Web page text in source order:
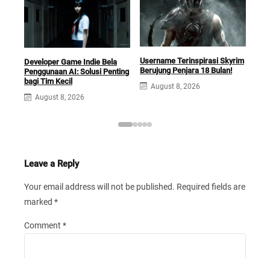
Developer Game Indie Bela
Penggunaan AI: Solusi Penting
bagi Tim Kecil
August 8, 2026
Username Terinspirasi Skyrim
Berujung Penjara 18 Bulan!
August 8, 2026
Leave a Reply
Your email address will not be published. Required fields are
marked *
Comment *